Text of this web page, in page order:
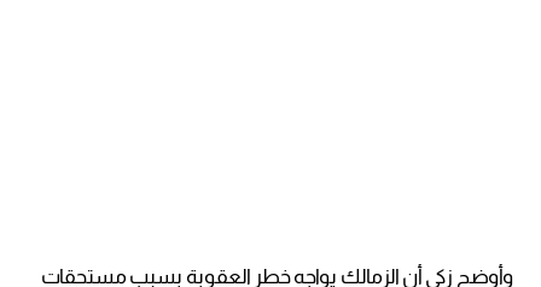
وأوضح زكي أن الزمالك يواجه خطر العقوبة بسبب مستحقات